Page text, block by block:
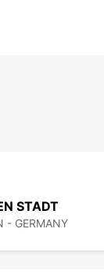
STADT
- GERMANY